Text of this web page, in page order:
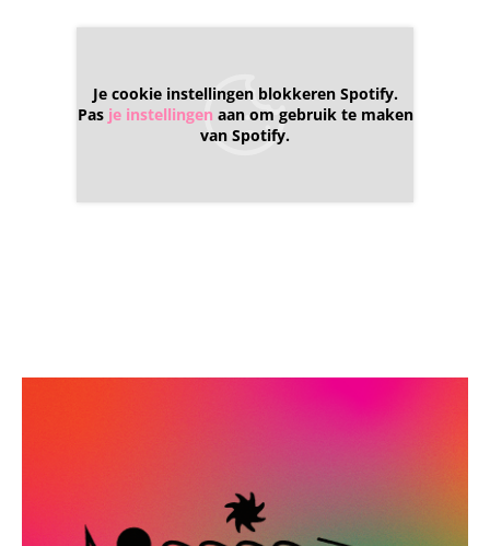
Je cookie instellingen blokkeren Spotify.
Pas je instellingen aan om gebruik te maken
van Spotify.